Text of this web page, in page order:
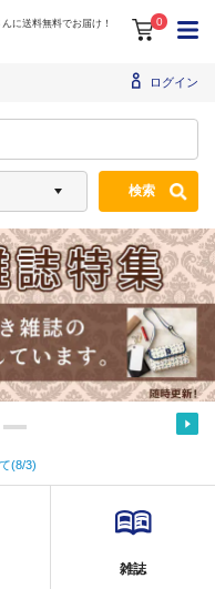
に送料無料でお届け！ カート
0
ログイン
(8/3)
雑誌